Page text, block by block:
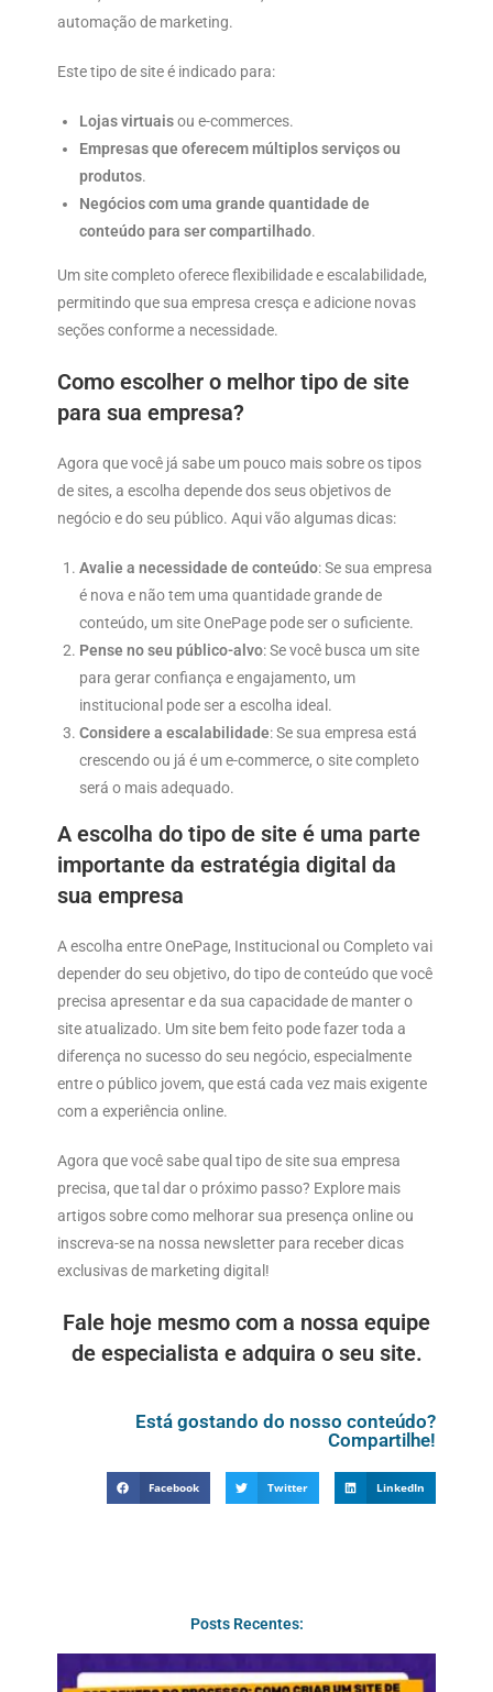
automação de marketing.
Este tipo de site é indicado para:
Lojas virtuaisou e-commerces.
Empresas que oferecem múltiplos serviços ou
produtos.
Negócios com uma grande quantidade de
conteúdo para ser compartilhado.
Um site completo oferece flexibilidade e escalabilidade,
permitindo que sua empresa cresça e adicione novas
seções conforme a necessidade.
Como escolher o melhor tipo de site
para sua empresa?
Agora que você já sabe um pouco mais sobre os tipos
de sites, a escolha depende dos seus objetivos de
negócio e do seu público. Aqui vão algumas dicas:
Avalie a necessidade de conteúdo: Se sua empresa
é nova e não tem uma quantidade grande de
conteúdo, um site OnePage pode ser o suficiente.
Pense no seu público-alvo: Se você busca um site
para gerar confiança e engajamento, um
institucional pode ser a escolha ideal.
Considere a escalabilidade: Se sua empresa está
crescendo ou já é um e-commerce, o site completo
será o mais adequado.
A escolha do tipo de site é uma parte
importante da estratégia digital da
sua empresa
A escolha entre OnePage, Institucional ou Completo vai
depender do seu objetivo, do tipo de conteúdo que você
precisa apresentar e da sua capacidade de manter o
site atualizado. Um site bem feito pode fazer toda a
diferença no sucesso do seu negócio, especialmente
entre o público jovem, que está cada vez mais exigente
com a experiência online.
Agora que você sabe qual tipo de site sua empresa
precisa, que tal dar o próximo passo? Explore mais
artigos sobre como melhorar sua presença online ou
inscreva-se na nossa newsletter para receber dicas
exclusivas de marketing digital!
Fale hoje mesmo com a nossa equipe
de especialista e adquira o seu site.
Está gostando do nosso conteúdo?
Compartilhe!
Facebook Twitter LinkedIn
Posts Recentes: